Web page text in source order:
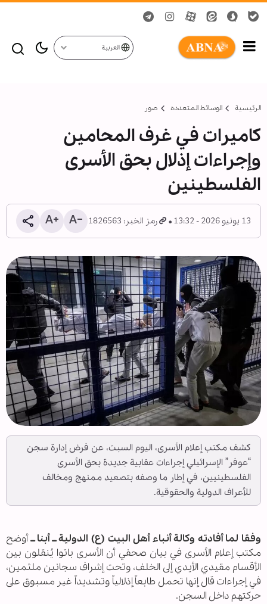
العربية
الرئيسية الوسائط المتعدده صور
كاميرات في غرف المحامين
وإجراءات إذلال بحق الأسرى
الفلسطينين
13 يونيو 2026 - 13:32 رمز الخبر: 1826563
كشف مكتب إعلام الأسرى، اليوم السبت، عن فرض إدارة سجن
“عوفر” الإسرائيلي إجراءات عقابية جديدة بحق الأسرى
الفلسطينيين، في إطار ما وصفه بتصعيد ممنهج ومخالف
للأعراف الدولية والحقوقية.
وفقا لما أفادته وكالة أنباء أهل البيت (ع) الدولية ــ أبنا ــأوضح
مكتب إعلام الأسرى في بيان صحفي أن الأسرى باتوا يُنقلون بين
الأقسام مقيدي الأيدي إلى الخلف، وتحت إشراف سجانين ملثمين،
في إجراءات قال إنها تحمل طابعاً إذلالياً وتشديداً غير مسبوق على
حركتهم داخل السجن.